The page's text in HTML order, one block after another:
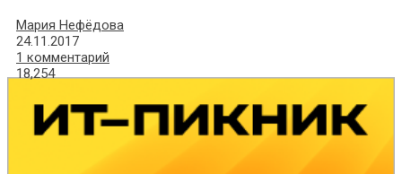
Мария Нефёдова
24.11.2017
1 комментарий
18,254